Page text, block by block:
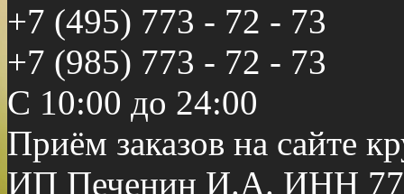
+7 (495) 773 - 72 - 73
+7 (985) 773 - 72 - 73
С 10:00 до 24:00
Приём заказов на сайте
ИП Печенин И.А. ИНН